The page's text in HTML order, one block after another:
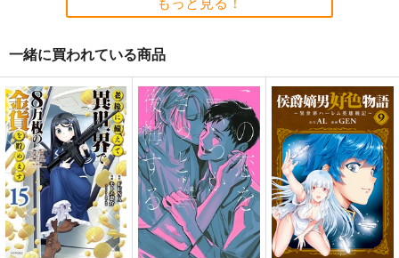
サンプル
カート
2,200円（税込）
サンプル
カート
1,760円
サンプル
カート
ポストカード狐
柿田坂
315円（税込）
サンプル
作品詳細
ポストカード獅子
柿田坂
315円 （税込）
サンプル
作品詳細
フィル・フルオライ
ト 公式設定資料集
（ポストカード付き）
はろーそーだ
1,100円（税込）
サンプル
作品詳細
一緒に買われている商品